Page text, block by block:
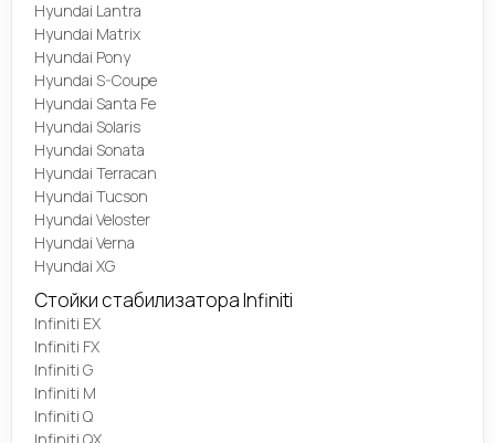
Hyundai Lantra
Hyundai Matrix
Hyundai Pony
Hyundai S-Coupe
Hyundai Santa Fe
Hyundai Solaris
Hyundai Sonata
Hyundai Terracan
Hyundai Tucson
Hyundai Veloster
Hyundai Verna
Hyundai XG
Стойки стабилизатора Infiniti
Infiniti EX
Infiniti FX
Infiniti G
Infiniti M
Infiniti Q